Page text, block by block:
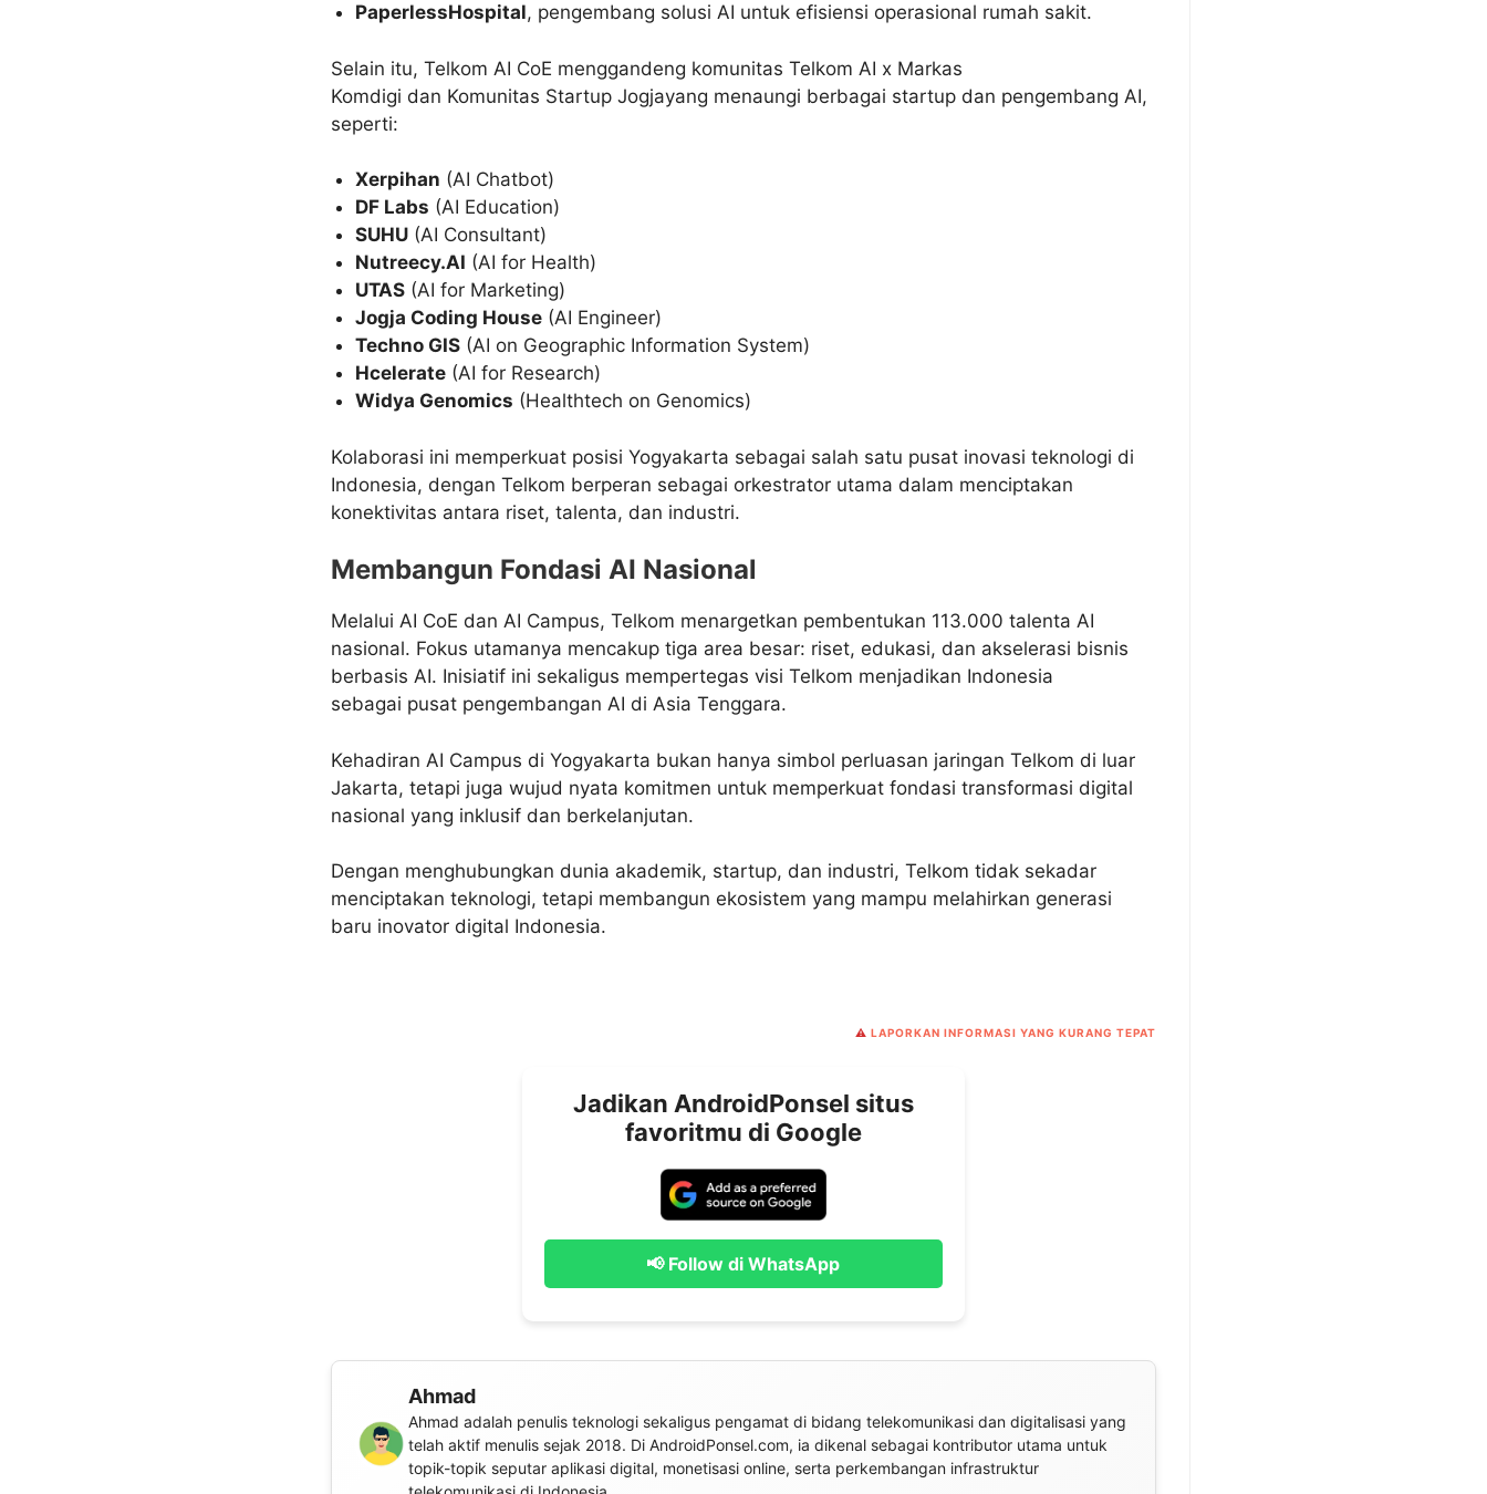
PaperlessHospital, pengembang solusi AI untuk efisiensi operasional rumah sakit.
Selain itu, Telkom AI CoE menggandeng komunitas Telkom AI x Markas
Komdigi dan Komunitas Startup Jogjayang menaungi berbagai startup dan pengembang AI,
seperti:
Xerpihan (AI Chatbot)
DF Labs (AI Education)
SUHU(AI Consultant)
Nutreecy.AI (AI for Health)
UTAS(AI for Marketing)
Jogja Coding House(AI Engineer)
Techno GIS(AI on Geographic Information System)
Hcelerate(AI for Research)
Widya Genomics (Healthtech on Genomics)
Kolaborasi ini memperkuat posisi Yogyakarta sebagai salah satu pusat inovasi teknologi di
Indonesia, dengan Telkom berperan sebagai orkestrator utama dalam menciptakan
konektivitas antara riset, talenta, dan industri.
Membangun Fondasi AI Nasional
Melalui AI CoE dan AI Campus, Telkom menargetkan pembentukan 113.000 talenta AI
nasional. Fokus utamanya mencakup tiga area besar: riset, edukasi, dan akselerasi bisnis
berbasis AI. Inisiatif ini sekaligus mempertegas visi Telkom menjadikan Indonesia
sebagai pusat pengembangan AI di Asia Tenggara.
Kehadiran AI Campus di Yogyakarta bukan hanya simbol perluasan jaringan Telkom di luar
Jakarta, tetapi juga wujud nyata komitmen untuk memperkuat fondasi transformasi digital
nasional yang inklusif dan berkelanjutan.
Dengan menghubungkan dunia akademik, startup, dan industri, Telkom tidak sekadar
menciptakan teknologi, tetapi membangun ekosistem yang mampu melahirkan generasi
baru inovator digital Indonesia.
⚠️ LAPORKAN INFORMASI YANG KURANG TEPAT
Jadikan AndroidPonsel situs
favoritmu di Google
📢 Follow di WhatsApp
Ahmad
Ahmad adalah penulis teknologi sekaligus pengamat di bidang telekomunikasi dan digitalisasi yang
telah aktif menulis sejak 2018. Di AndroidPonsel.com, ia dikenal sebagai kontributor utama untuk
topik-topik seputar aplikasi digital, monetisasi online, serta perkembangan infrastruktur